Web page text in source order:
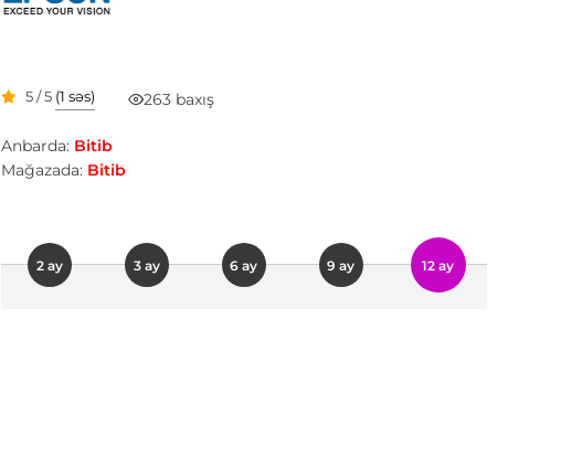
5 / 5 (1 səs) 263 baxış
Anbarda: Bitib
Mağazada: Bitib
2 ay 3 ay 6 ay 9 ay 12 ay